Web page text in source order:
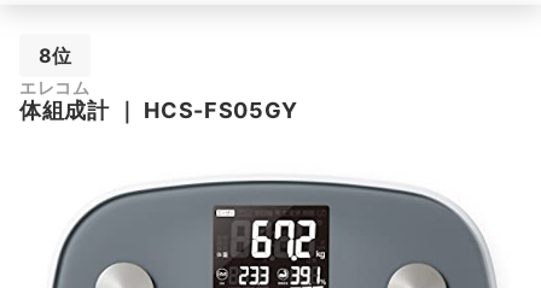
8位
エレコム
体組成計｜ HCS-FS05GY